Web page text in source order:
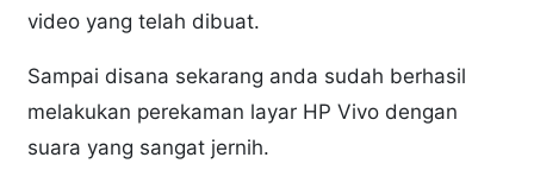
video yang telah dibuat.
Sampai disana sekarang anda sudah berhasil
melakukan perekaman layar HP Vivo dengan
suara yang sangat jernih.